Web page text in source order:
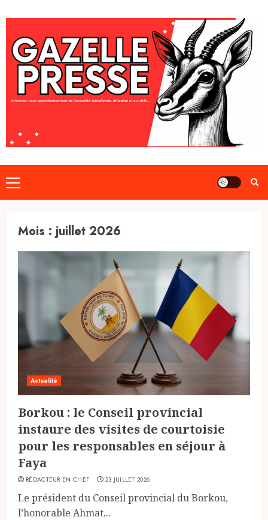
to
content
Primary
Menu
Mois : juillet 2026
Actualité
Borkou : le Conseil provincial
instaure des visites de courtoisie
pour les responsables en séjour à
Faya
RÉDACTEUR EN CHEF 23 JUILLET 2026
Le président du Conseil provincial du Borkou,
l’honorable Ahmat...